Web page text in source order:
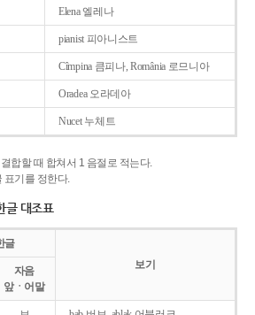
Elena 엘레나
pianist 피아니스트
Cîmpina 큼피나, România 로므니아
Oradea 오라데아
Nucet 누체트
합할 때 합쳐서 1 음절로 적는다.
표기를 정한다.
글 대조표
글
보기
자음
앞ㆍ어말